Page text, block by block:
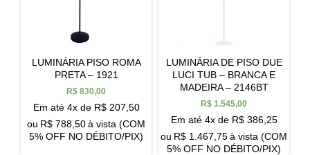
LUMINÁRIA PISO ROMA
PRETA – 1921
R$ 830,00
Em até 4x de R$207,50
ou R$ 788,50à vista (COM
5% OFF NO DÉBITO/PIX)
LUMINÁRIA DE PISO DUE
LUCI TUB – BRANCA E
MADEIRA – 2146BT
R$ 1.545,00
Em até 4x de R$386,25
ou R$ 1.467,75à vista (COM
5% OFF NO DÉBITO/PIX)